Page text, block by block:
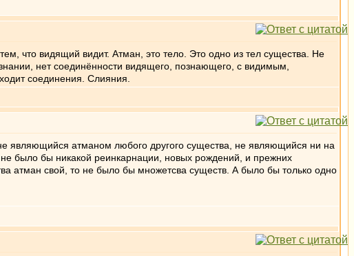
что видящий видит. Атман, это тело. Это одно из тел существа. Не
нет соединённости видящего, познающего, с видимым,
соединения. Слияния.
являющийся атманом любого другого существа, не являющийся ни на
было бы никакой реинкарнации, новых рождений, и прежних
атман свой, то не было бы множетсва существ. А было бы только одно